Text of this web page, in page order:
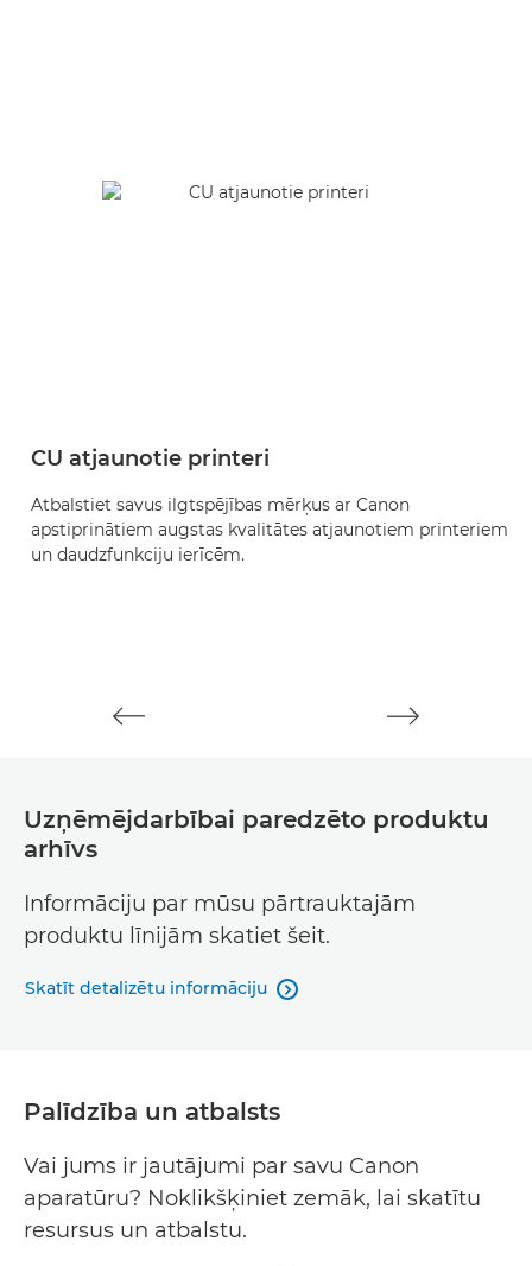
CU atjaunotie printeri
Atbalstiet savus ilgtspējības mērķus ar Canon
apstiprinātiem augstas kvalitātes atjaunotiem printeriem
un daudzfunkciju ierīcēm.
Uzņēmējdarbībai paredzēto produktu
arhīvs
Informāciju par mūsu pārtrauktajām
produktu līnijām skatiet šeit.
Skatīt detalizētu informāciju 
Palīdzība un atbalsts
Vai jums ir jautājumi par savu Canon
aparatūru? Noklikšķiniet zemāk, lai skatītu
resursus un atbalstu.